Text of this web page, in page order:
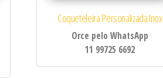
Coqueteleira Personalizada Inox
Orce pelo WhatsApp
11 99725 6692